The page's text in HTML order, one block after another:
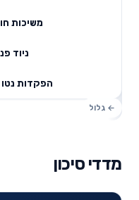
משיכות
ניוד
הפקדות
מדדי סיכון